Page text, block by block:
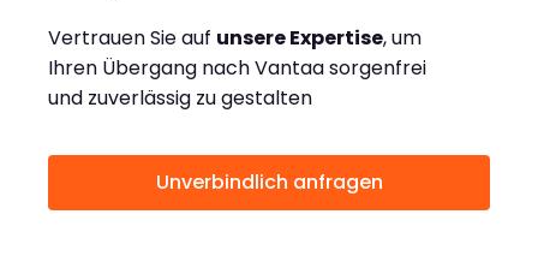
Vertrauen Sie auf unsere Expertise, um
Ihren Übergang nach Vantaa sorgenfrei
und zuverlässig zu gestalten
Unverbindlich anfragen